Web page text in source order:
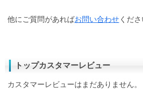
他にご質問があればお問い合わせ くださ
トップカスタマーレビュー
カスタマーレビューはまだありません。